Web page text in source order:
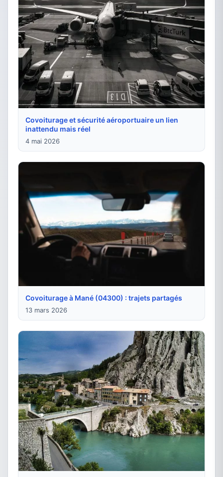
Covoiturage et sécurité aéroportuaire un lien
inattendu mais réel
4 mai 2026
Covoiturage à Mané (04300) : trajets partagés
13 mars 2026